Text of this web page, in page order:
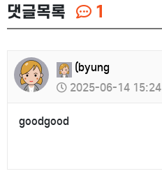
댓글목록 1
(byung
2025-06-14 15:24
goodgood